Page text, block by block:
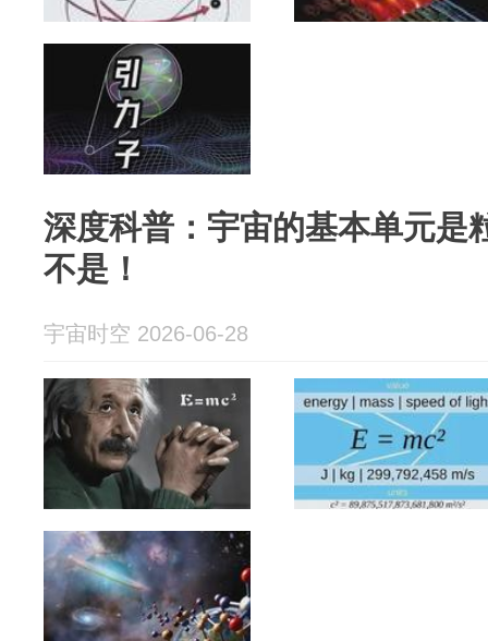
深度科普：宇宙的基本单元是
不是！
宇宙时空 2026-06-28